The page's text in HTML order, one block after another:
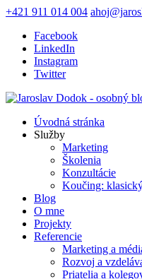
+421 911 014 004
Facebook
LinkedIn
Instagram
Twitter
Úvodná stránka
Služby
Marketing
Školenia
Konzultácie
Koučing:
Blog
O mne
Projekty
Referencie
Marketing a
Rozvoj a
Priatelia a